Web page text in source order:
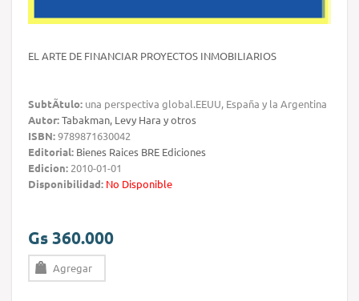
EL ARTE DE FINANCIAR PROYECTOS INMOBILIARIOS
SubtÃ­tulo: una perspectiva global.EEUU, España y la Argentina
Autor:Tabakman, Levy Hara y otros
ISBN:9789871630042
Editorial: Bienes Raices BRE Ediciones
Edicion: 2010-01-01
Disponibilidad: No Disponible
Gs 360.000
Agregar